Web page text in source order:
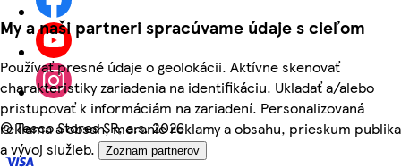
My a naši partneri spracúvame údaje s cieľom
Používať presné údaje o geolokácii. Aktívne skenovať
charakteristiky zariadenia na identifikáciu. Ukladať a/alebo
pristupovať k informáciám na zariadení. Personalizovaná
reklama a obsah, meranie reklamy a obsahu, prieskum publika
a vývoj služieb.
Zoznam partnerov
©Tesco Stores SR, a.s. 2026